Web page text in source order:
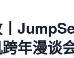
年漫谈